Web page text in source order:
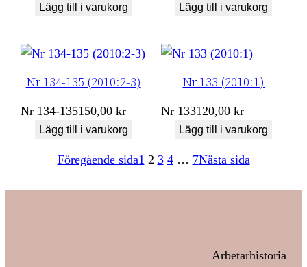
Lägg till i varukorg Lägg till i varukorg
Nr 134-135 (2010:2-3)
Nr 134-135150,00kr
Lägg till i varukorg
Nr 133 (2010:1)
Nr 133120,00kr
Lägg till i varukorg
Föregående sida1 2 3 4 … 7Nästa sida
Arbetarhistoria